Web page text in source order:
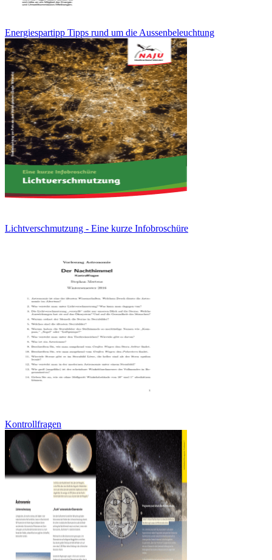
Energiespartipp Tipps rund um die Aussenbeleuchtung
Lichtverschmutzung - Eine kurze Infobroschüre
Kontrollfragen